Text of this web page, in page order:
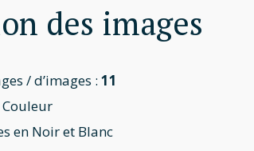
des images
/ d’images : 11
en Noir et Blanc